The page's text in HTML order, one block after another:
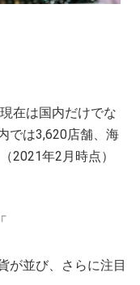
在は国内だけでな
では3,620店舗、海
2021年2月時点）
が並び、さらに注目